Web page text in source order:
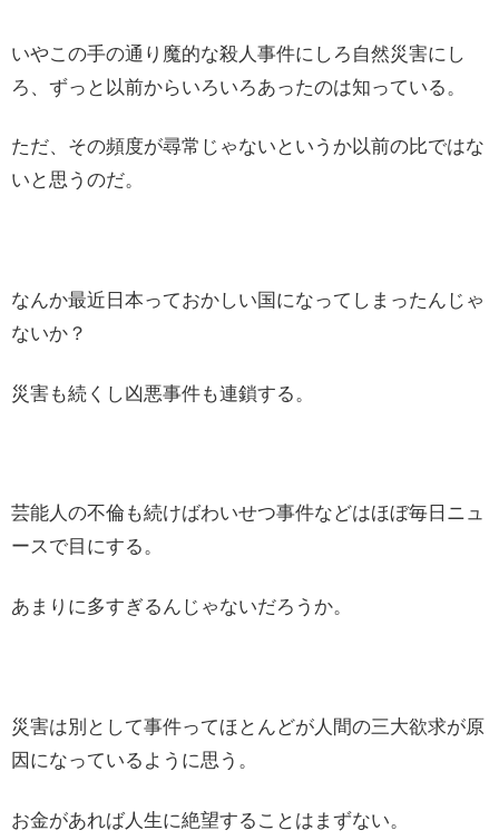
いやこの手の通り魔的な殺人事件にしろ自然災害にし
ろ、ずっと以前からいろいろあったのは知っている。
ただ、その頻度が尋常じゃないというか以前の比ではな
いと思うのだ。
なんか最近日本っておかしい国になってしまったんじゃ
ないか？
災害も続くし凶悪事件も連鎖する。
芸能人の不倫も続けばわいせつ事件などはほぼ毎日ニュ
ースで目にする。
あまりに多すぎるんじゃないだろうか。
災害は別として事件ってほとんどが人間の三大欲求が原
因になっているように思う。
お金があれば人生に絶望することはまずない。